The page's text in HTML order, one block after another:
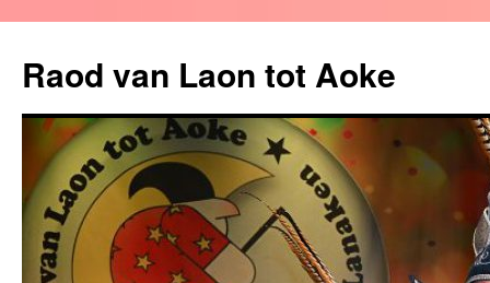
Raod van Laon tot Aoke